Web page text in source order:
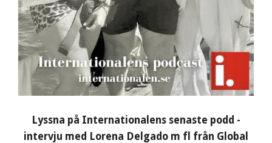
Lyssna på Internationalens senaste podd -
intervju med Lorena Delgado m fl från Global